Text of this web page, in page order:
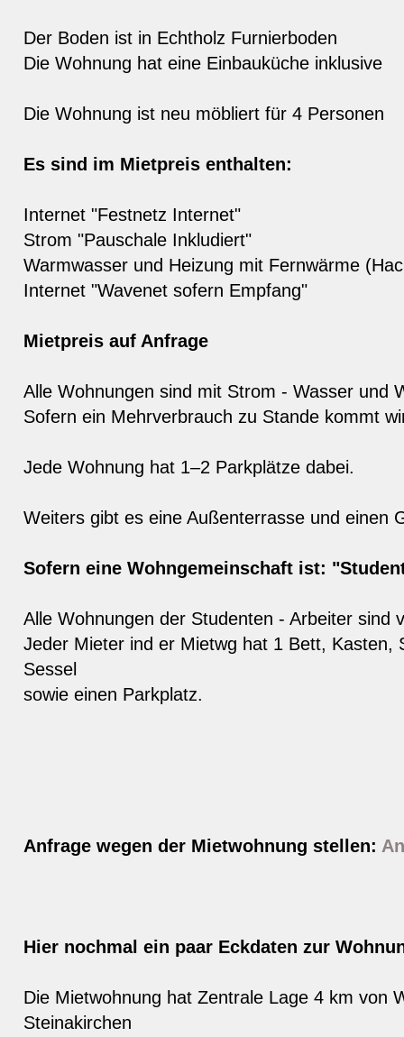
Der Boden ist in Echtholz Furnierboden
Die Wohnung hat eine Einbauküche inklusive
Die Wohnung ist neu möbliert für 4 Personen
Es sind im Mietpreis enthalten:
Internet "Festnetz Internet"
Strom "Pauschale Inkludiert"
Warmwasser und Heizung mit Fernwärme
Internet "Wavenet sofern Empfang"
Mietpreis auf Anfrage
Alle Wohnungen sind mit Strom - Wasser und
Sofern ein Mehrverbrauch zu Stande kommt
Jede Wohnung hat 1–2 Parkplätze dabei.
Weiters gibt es eine Außenterrasse und einen
Sofern eine Wohngemeinschaft ist:
Alle Wohnungen der Studenten - Arbeiter sind
Jeder Mieter ind er Mietwg hat 1 Bett, Kasten,
Sessel
sowie einen Parkplatz.
Anfrage wegen der Mietwohnung stellen:
Hier nochmal ein paar Eckdaten zur
Die Mietwohnung hat Zentrale Lage 4 km von
Steinakirchen